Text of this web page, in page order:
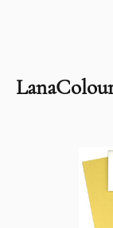
Bildergalerie